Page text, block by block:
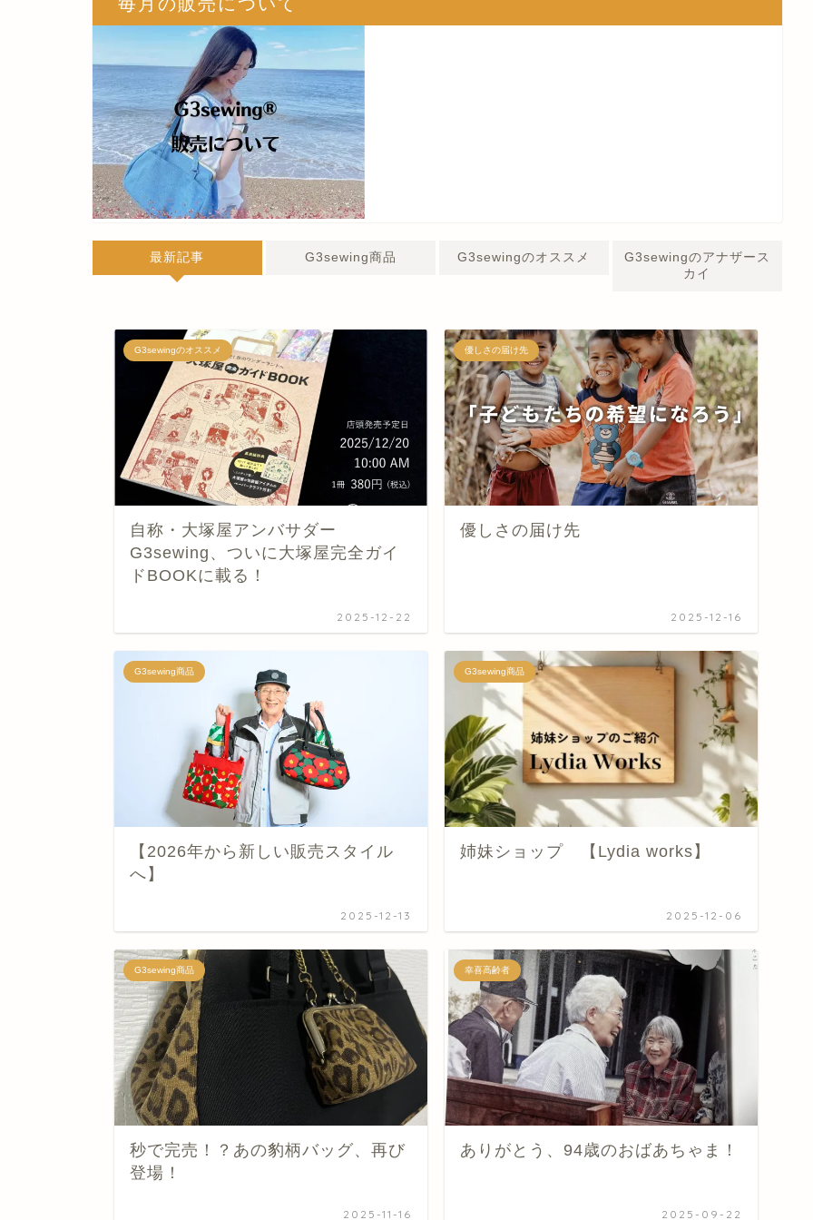
最新記事 G3sewing商品 G3sewingのオススメ
G3sewingのアナザース
カイ
G3sewingのオススメ
自称・大塚屋アンバサダー
G3sewing、ついに大塚屋完全ガイ
ドBOOKに載る！
2025-12-22
優しさの届け先
優しさの届け先
2025-12-16
G3sewing商品
【2026年から新しい販売スタイル
へ】
2025-12-13
G3sewing商品
姉妹ショップ 【Lydia works】
2025-12-06
G3sewing商品
秒で完売！？あの豹柄バッグ、再び
登場！
2025-11-16
幸喜高齢者
ありがとう、94歳のおばあちゃま！
2025-09-22